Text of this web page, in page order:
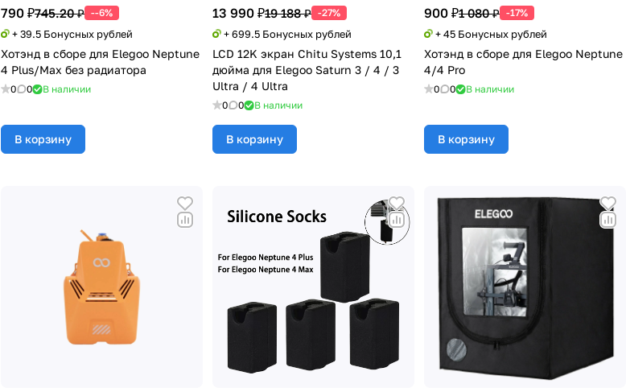
790 ₽745.20 ₽ --6%
+ 39.5 Бонусных рублей
Хотэнд в сборе для Elegoo Neptune
4 Plus/Max без радиатора
0 0 В наличии
В корзину
13 990 ₽19 188 ₽ -27%
+ 699.5 Бонусных рублей
LCD 12K экран Chitu Systems 10,1
дюйма для Elegoo Saturn 3 / 4 / 3
Ultra / 4 Ultra
0 0 В наличии
В корзину
900 ₽1 080 ₽ -17%
+ 45 Бонусных рублей
Хотэнд в сборе для Elegoo Neptune
4/4 Pro
0 0 В наличии
В корзину